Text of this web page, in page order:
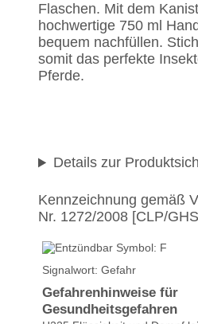
Flaschen. Mit dem
hochwertige 750 ml
bequem nachfüllen.
somit das perfekte
Pferde.
Details zur
Kennzeichnung gemäß
Nr. 1272/2008 [CLP/
Signalwort: Gefahr
Gefahrenhinweise für
Gesundheitsgefahren